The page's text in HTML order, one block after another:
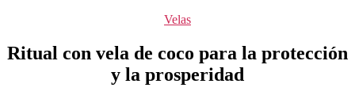
Categorías
Velas
Ritual con vela de coco para la protección
y la prosperidad